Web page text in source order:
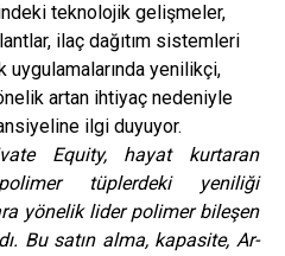
teknolojik gelişmeler,
ilaç dağıtım sistemleri
yenilikçi,
artan ihtiyaç nedeniyle
ilgi duyuyor.
Equity, hayat kurtaran
tüplerdeki yeniliği
yönelik lider polimer bileşen
Bu satın alma, kapasite, Ar-